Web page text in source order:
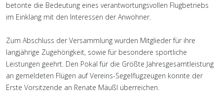
betonte die Bedeutung eines verantwortungsvollen Flugbetriebs
im Einklang mit den Interessen der Anwohner.
Zum Abschluss der Versammlung wurden Mitglieder für ihre
langjährige Zugehörigkeit, sowie für besondere sportliche
Leistungen geehrt. Den Pokal für die Größte Jahresgesamtleistung
an gemeldeten Flügen auf Vereins-Segelflugzeugen konnte der
Erste Vorsitzende an Renate Mäußl überreichen.